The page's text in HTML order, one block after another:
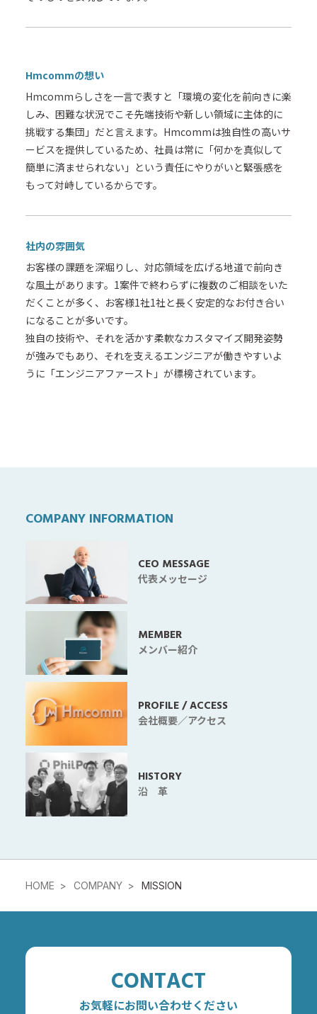
Hmcommの想い
Hmcommらしさを一言で表すと「環境の変化を前向きに楽
しみ、困難な状況でこそ先端技術や新しい領域に主体的に
挑戦する集団」だと言えます。Hmcommは独自性の高いサ
ービスを提供しているため、社員は常に「何かを真似して
簡単に済ませられない」という責任にやりがいと緊張感を
もって対峙しているからです。
社内の雰囲気
お客様の課題を深堀りし、対応領域を広げる地道で前向き
な風土があります。1案件で終わらずに複数のご相談をいた
だくことが多く、お客様1社1社と長く安定的なお付き合い
になることが多いです。
独自の技術や、それを活かす柔軟なカスタマイズ開発姿勢
が強みでもあり、それを支えるエンジニアが働きやすいよ
うに「エンジニアファースト」が標榜されています。
COMPANY INFORMATION
CEO MESSAGE
代表メッセージ
MEMBER
メンバー紹介
PROFILE / ACCESS
会社概要／アクセス
HISTORY
沿 革
HOME COMPANY MISSION
CONTACT
お気軽にお問い合わせください